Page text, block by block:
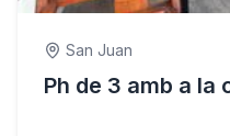
San Juan
Ph de 3 amb a la